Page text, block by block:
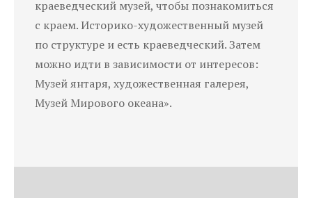
краеведческий музей, чтобы познакомиться
с краем. Историко-художественный музей
по структуре и есть краеведческий. Затем
можно идти в зависимости от интересов:
Музей янтаря, художественная галерея,
Музей Мирового океана».